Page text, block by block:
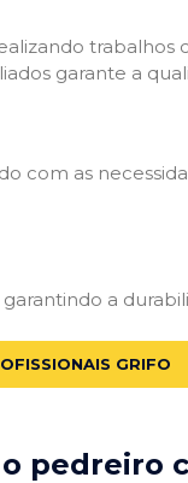
garante a
com as
a
GRIFO
pedreiro